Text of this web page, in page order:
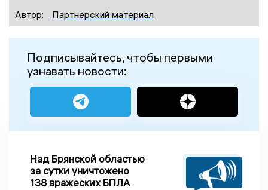
Автор:
Партнерский материал
Подписывайтесь, чтобы первыми
узнавать новости:
Над Брянской областью
за сутки уничтожено
138 вражеских БПЛА